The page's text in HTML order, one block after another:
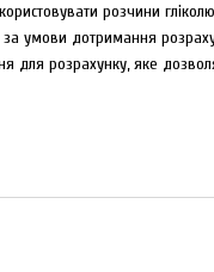
розчини
умови дотримання
розрахунку, яке